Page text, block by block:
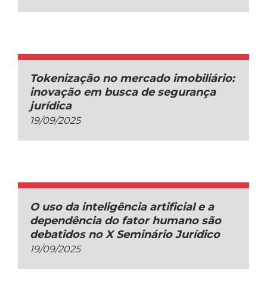
Tokenização no mercado imobiliário:
inovação em busca de segurança
jurídica
19/09/2025
O uso da inteligência artificial e a
dependência do fator humano são
debatidos no X Seminário Jurídico
19/09/2025